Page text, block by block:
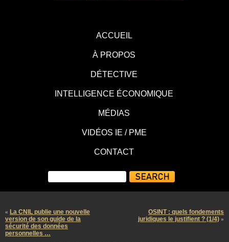
ACCUEIL
À PROPOS
DÉTECTIVE
INTELLIGENCE ÉCONOMIQUE
MÉDIAS
VIDÉOS IE / PME
CONTACT
« La CNIL publie une nouvelle
version de son guide de la
sécurité des données
personnelles …
OSINT : quels fondements
juridiques le justifient ? (1/4) »